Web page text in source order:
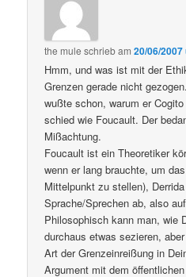
the mule schriebam20/06/
Hmm, und was ist mit der
Grenzen gerade nicht
wußte schon, warum er
schied wie Foucault. Der
Mißachtung.
Foucault ist ein Theoretiker
wenn er lang brauchte, um
Mittelpunkt zu stellen),
Sprache/Sprechen ab, also
Philosophisch kann man, wie
durchaus etwas sezieren,
Art der Grenzeinreißung in
Argument mit dem